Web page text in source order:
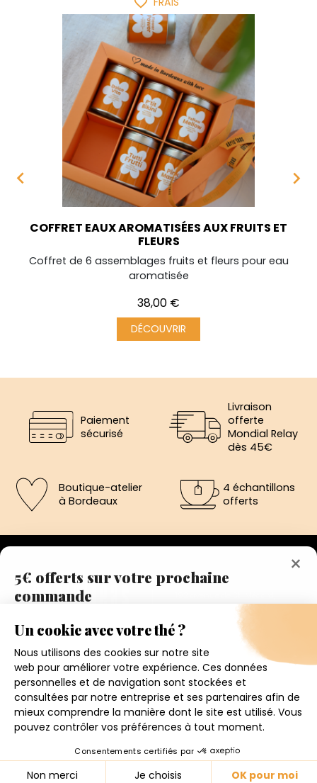

COFFRET EAUX AROMATISÉES AUX FRUITS ET
FLEURS
Coffret de 6 assemblages fruits et fleurs pour eau
aromatisée
Prix
38,00 €
DÉCOUVRIR

Paiement
sécurisé
Livraison
offerte
Mondial Relay
dès 45€
Boutique-atelier
à Bordeaux
4 échantillons
offerts
Du lundi au vendredi de 12h à 19h
4.6★
158 avis
×
5€ offerts sur votre prochaine
commande
Inscrivez vous a notre newsletter et recevez
immédiatement un bon de réduction de 5€.
Votre adresse email
J'accepte de recevoir la newsletter et j'ai pris connaissance
de la politique de confidentialité.
Je m'inscris
© 2026 - CHRIS'TEAS
Conditions générales de ventes
Mentions légales
Politique de confidentialité
Contact